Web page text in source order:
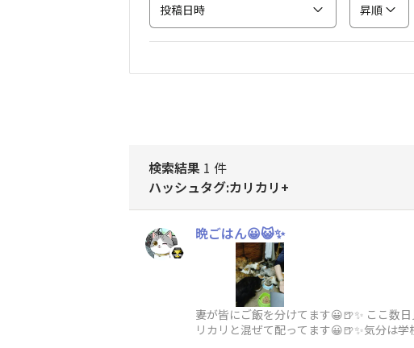
投稿日時
昇順
検索結果 1 件
ハッシュタグ:カリカリ+
晩ごはん😀😺✨
妻が皆にご飯を分けてます😀🍺✨ ここ数
リカリと混ぜて配ってます😀🍺✨気分は